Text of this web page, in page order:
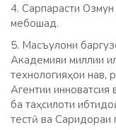
4. Сарпарасти
мебошад.
5. Масъулони
Академияи миллии
технологияҳои нав,
Агентии инноватсия
ба таҳсилоти
тестӣ ва Саридораи